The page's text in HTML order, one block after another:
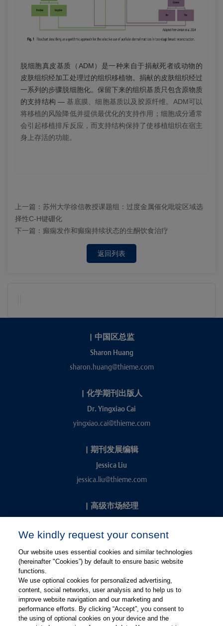
脱细胞真皮基质（ADM）是一种来自于捐献死者或动物的
皮肤组织经加工处理过的组织移植物。捐献的皮肤组织经过
一系列的步骤脱细胞化。保留下来的组织基质只包含原物质
的支持结构 — 基底膜、细胞基质以及胶原纤维。ADM可以
将移植的风险降低并提供最优化的支持作用；细胞成分通常
会引起移植排斥反应，而支持结构保持了使移植组织在宿主
身上存活的功能。
上一篇： 苏州大学徐信教授课题组：过度金属催化吡啶区域选
择性C-H键硼化
下一篇： 癫痫发作和癫痫持续状态的生酮饮食治疗
返回列表
| 中国区总监
Sharon Huang
sharon.huang@thieme.com
| 化学期刊出版人
Dr. Yingxiao Cai
yingxiao.cai@thieme.com
| 期刊发展编辑
Jessica Liu
jessica.liu@thieme.com
| 高级市场经理
kevin.chang@thieme.com
关注微博
关注微信
We kindly request your consent
Our website uses essential cookies and similar technologies
(hereinafter "Cookies”) by default to ensure basic website
functions.
We use optional cookies for personalized advertising,
content, social networks, user analysis and to help us to
improve website navigation and our marketing and
performance efforts. By clicking “Accept”, you consent to
the using of optional cookies on your device and the